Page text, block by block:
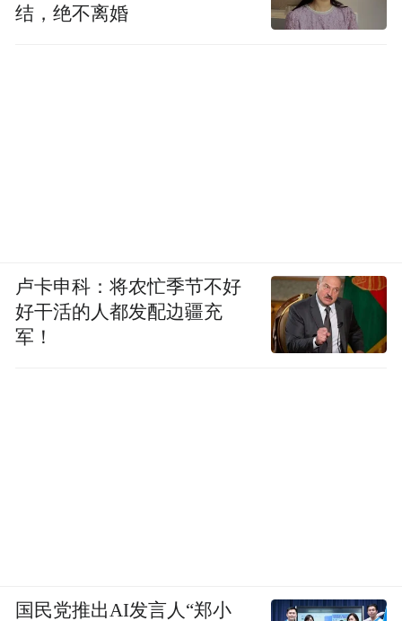
结，绝不离婚
卢卡申科：将农忙季节不好
好干活的人都发配边疆充
军！
国民党推出AI发言人“郑小